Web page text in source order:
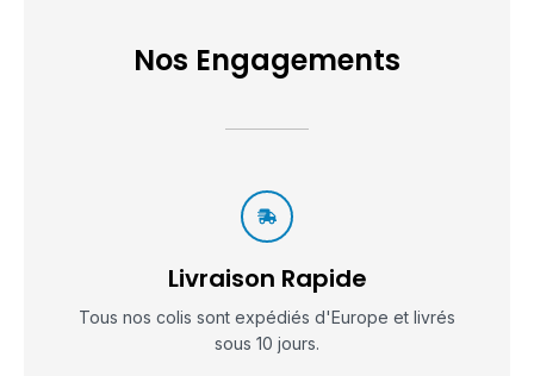
Nos Engagements
Livraison Rapide
Tous nos colis sont expédiés d'Europe et livrés
sous 10 jours.